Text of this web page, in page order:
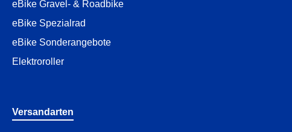
eBike Gravel- & Roadbike
eBike Spezialrad
eBike Sonderangebote
Elektroroller
Versandarten